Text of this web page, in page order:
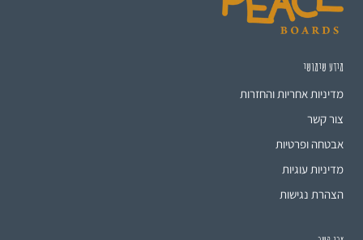
מידע שימושי
מדיניות אחריות והחזרות
צור קשר
אבטחה ופרטיות
מדיניות עוגיות
הצהרת נגישות